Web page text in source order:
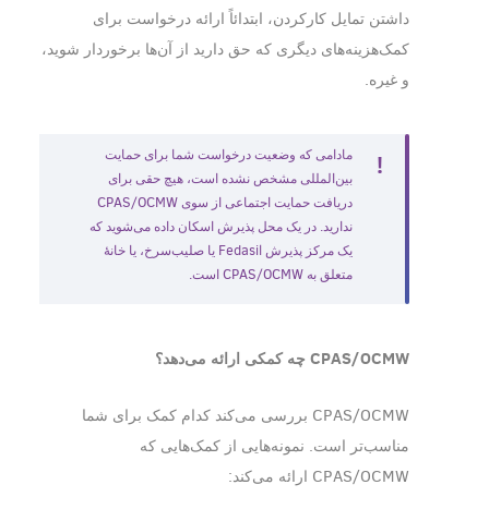
داشتن تمایل کار‌کردن، ابتدائاً ارائه درخواست برای
کمک‌هزینه‌های دیگری که حق دارید از آن‌ها برخوردار شوید،
و غیره.
مادامی که وضعیت درخواست شما برای حمایت
بین‌المللی مشخص نشده است، هیچ حقی برای
دریافت حمایت اجتماعی از سوی CPAS/OCMW
ندارید. در یک محل پذیرش اسکان داده می‌شوید که
یک مرکز پذیرش Fedasil یا صلیب‌سرخ، یا خانۀ
متعلق به CPAS/OCMW است.
CPAS/OCMW چه کمکی ارائه می‌دهد؟
CPAS/OCMW بررسی می‌کند کدام کمک برای شما
مناسب‌تر است. نمونه‌هایی از کمک‌هایی که
CPAS/OCMW ارائه می‌کند: